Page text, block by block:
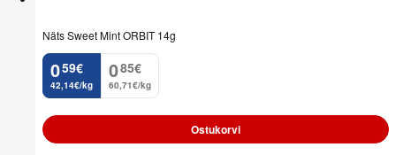
Näts Sweet Mint ORBIT 14g
0
. 59€
42,14€/kg
0
. 85€
60,71€/kg
Ostukorvi